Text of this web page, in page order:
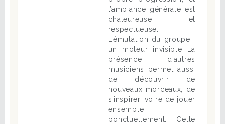
l’ambiance générale est
chaleureuse et
respectueuse.
L’émulation du groupe :
un moteur invisible La
présence d’autres
musiciens permet aussi
de découvrir de
nouveaux morceaux, de
s’inspirer, voire de jouer
ensemble
ponctuellement. Cette